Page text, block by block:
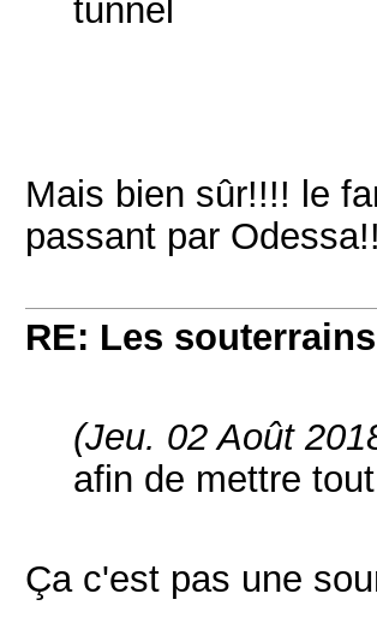
tunnel
Mais bien sûr!!!! le
passant par
RE: Les
(Jeu. 02 Août
afin de mettre
Ça c'est pas une